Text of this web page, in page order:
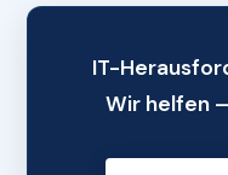
IT-
Wir helfen